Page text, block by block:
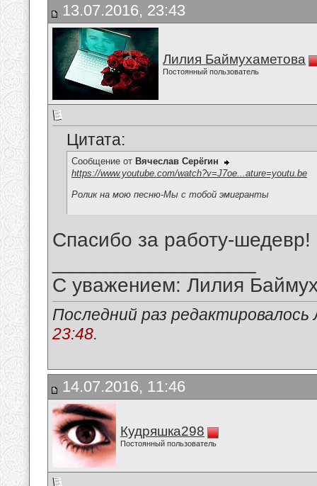
13.07.2016, 23:43
Лилия Баймухаметова
Постоянный пользователь
Цитата:
Сообщение от Вячеслав Серёгин
https://www.youtube.com/watch?v=J7oe...ature=youtu.be
Ролик на мою песню-Мы с тобой эмигранты
Спасибо за работу-шедевр!
С уважением: Лилия
Последний раз
23:48.
14.07.2016, 11:46
Кудряшка298
Постоянный пользователь